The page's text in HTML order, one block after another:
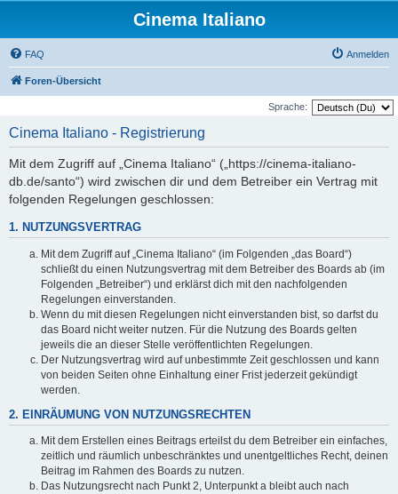
Cinema Italiano
FAQ Anmelden
Foren-Übersicht
Sprache:
Cinema Italiano - Registrierung
Mit dem Zugriff auf „Cinema Italiano“ („https://cinema-italiano-
db.de/santo“) wird zwischen dir und dem Betreiber ein Vertrag mit
folgenden Regelungen geschlossen:
1. NUTZUNGSVERTRAG
Mit dem Zugriff auf „Cinema Italiano“ (im Folgenden „das Board“)
schließt du einen Nutzungsvertrag mit dem Betreiber des Boards ab (im
Folgenden „Betreiber“) und erklärst dich mit den nachfolgenden
Regelungen einverstanden.
Wenn du mit diesen Regelungen nicht einverstanden bist, so darfst du
das Board nicht weiter nutzen. Für die Nutzung des Boards gelten
jeweils die an dieser Stelle veröffentlichten Regelungen.
Der Nutzungsvertrag wird auf unbestimmte Zeit geschlossen und kann
von beiden Seiten ohne Einhaltung einer Frist jederzeit gekündigt
werden.
2. EINRÄUMUNG VON NUTZUNGSRECHTEN
Mit dem Erstellen eines Beitrags erteilst du dem Betreiber ein einfaches,
zeitlich und räumlich unbeschränktes und unentgeltliches Recht, deinen
Beitrag im Rahmen des Boards zu nutzen.
Das Nutzungsrecht nach Punkt 2, Unterpunkt a bleibt auch nach